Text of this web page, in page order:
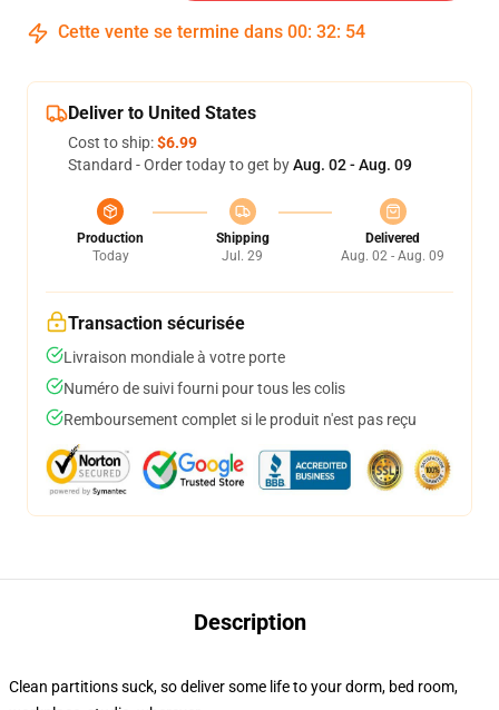
Cette vente se termine dans 00: 32: 54
Deliver to United States
Cost to ship:$6.99
Standard - Order today to get byAug. 02 - Aug. 09
Production
Today
Shipping
Jul. 29
Delivered
Aug. 02 - Aug. 09
Transaction sécurisée
Livraison mondiale à votre porte
Numéro de suivi fourni pour tous les colis
Remboursement complet si le produit n'est pas reçu
Description
Clean partitions suck, so deliver some life to your dorm, bed room,